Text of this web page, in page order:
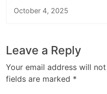
October 4, 2025
Leave a Reply
Your email address will
fields are marked *